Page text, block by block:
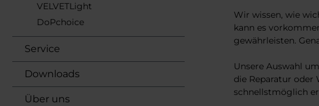
VELVETLight
DoPchoice
Service
Downloads
Über uns
Wir wissen, wie
kann es
gewährleisten.
Unsere Auswahl
die Reparatur oder
schnellstmöglich